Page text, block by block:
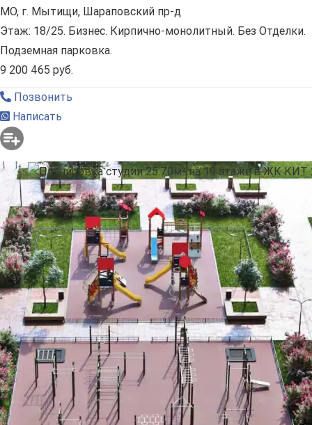
МО, г. Мытищи, Шараповский пр-д
Этаж: 18/25. Бизнес. Кирпично-монолитный. Без Отделки.
Подземная парковка.
9 200 465 руб.
Позвонить
Написать